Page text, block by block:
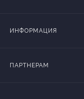
ИНФОРМАЦИЯ
ПАРТНЕРАМ